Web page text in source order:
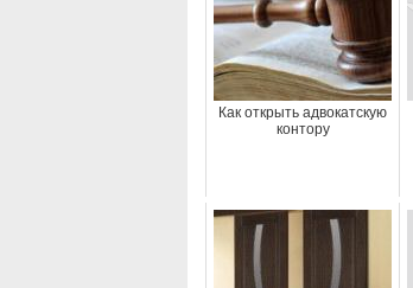
Как открыть адвокатскую
контору